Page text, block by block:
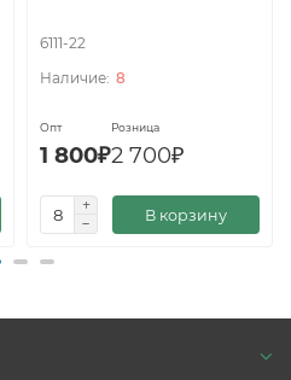
6111-22
8
Опт
1 800₽
Розница
2 700₽
В корзину